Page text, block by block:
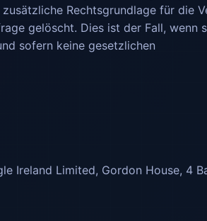
Rechtsgrundlage für die
gelöscht. Dies ist der Fall, wenn
sofern keine gesetzlichen
Ireland Limited, Gordon House, 4